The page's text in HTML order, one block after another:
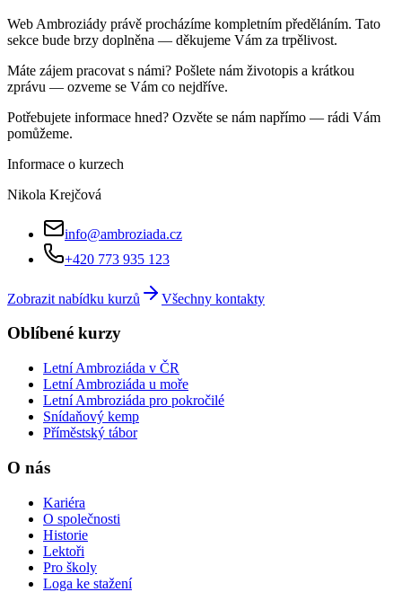
Web Ambroziády právě procházíme kompletním předěláním. Tato
sekce bude brzy doplněna — děkujeme Vám za trpělivost.
Máte zájem pracovat s námi? Pošlete nám životopis a krátkou
zprávu — ozveme se Vám co nejdříve.
Potřebujete informace hned? Ozvěte se nám napřímo — rádi Vám
pomůžeme.
Informace o kurzech
Nikola Krejčová
info@ambroziada.cz
+420 773 935 123
Zobrazit nabídku kurzů Všechny kontakty
Oblíbené kurzy
Letní Ambroziáda v ČR
Letní Ambroziáda u moře
Letní Ambroziáda pro pokročilé
Snídaňový kemp
Příměstský tábor
O nás
Kariéra
O společnosti
Historie
Lektoři
Pro školy
Loga ke stažení